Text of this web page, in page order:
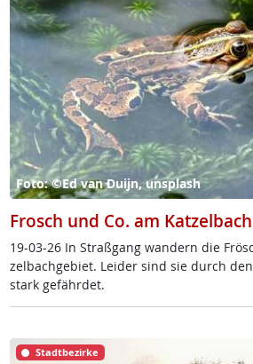
Foto: ©Ed van Duijn, unsplash
Frosch und Co. am Katzelbach
19-03-26 In Straß­gang wan­dern die
zel­bach­ge­biet. Lei­der sind sie durch
stark ge­fähr­det.
Stadtbezirke